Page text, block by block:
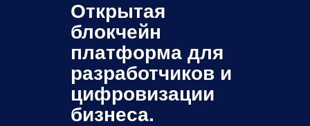
Открытая
блокчейн
платформа для
разработчиков и
цифровизации
бизнеса.